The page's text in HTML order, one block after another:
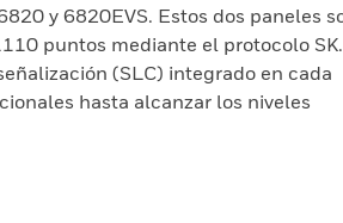
y 6820EVS. Estos dos paneles
puntos mediante el protocolo SK.
(SLC) integrado en cada
hasta alcanzar los niveles